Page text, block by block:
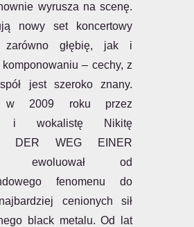
wyrusza na scenę.
nowy set koncertowy
zarówno głębię, jak i
– cechy, z
jest szeroko znany.
w 2009 roku przez
i wokalistę Nikitę
DER WEG EINER
ewoluował od
fenomenu do
cenionych sił
black metalu. Od lat